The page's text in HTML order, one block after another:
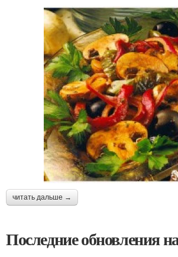
читать дальше →
Последние обновления